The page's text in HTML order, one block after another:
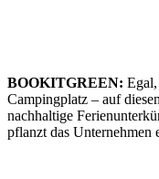
BOOKITGREEN:
Campingplatz – auf
nachhaltige
pflanzt das Unternehmen